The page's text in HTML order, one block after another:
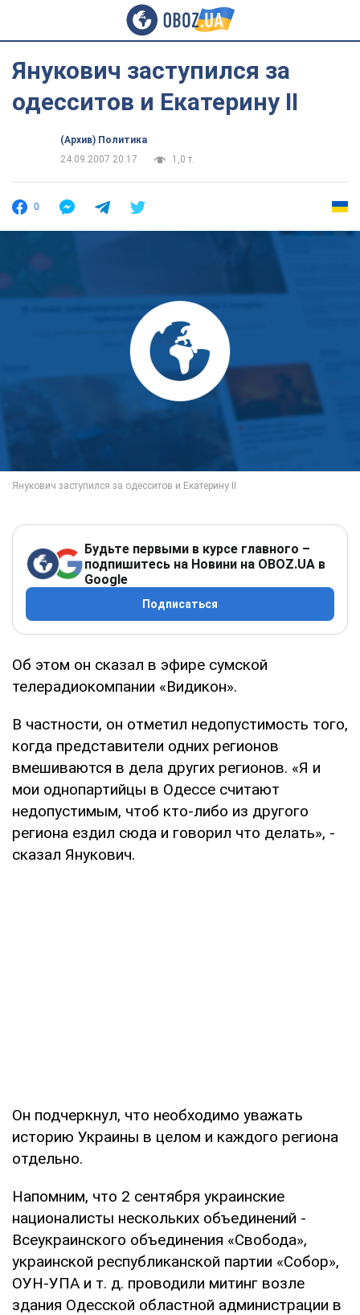
Янукович заступился за
одесситов и Екатерину II
(Архив) Политика
24.09.2007 20:17
1,0 т.
0
Будьте первыми в курсе главного –
подпишитесь на Новини на OBOZ.UA в
Google
Подписаться
Об этом он сказал в эфире сумской
телерадиокомпании «Видикон».
В частности, он отметил недопустимость того,
когда представители одних регионов
вмешиваются в дела других регионов. «Я и
мои однопартийцы в Одессе считают
недопустимым, чтоб кто-либо из другого
региона ездил сюда и говорил что делать», -
сказал Янукович.
Он подчеркнул, что необходимо уважать
историю Украины в целом и каждого региона
отдельно.
Напомним, что 2 сентября украинские
националисты нескольких объединений -
Всеукраинского объединения «Свобода»,
украинской республиканской партии «Собор»,
ОУН-УПА и т. д. проводили митинг возле
здания Одесской областной администрации в